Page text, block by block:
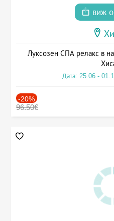
виж
Луксозен СПА релакс в
Дата: 25.06 -
-20%
96.50€